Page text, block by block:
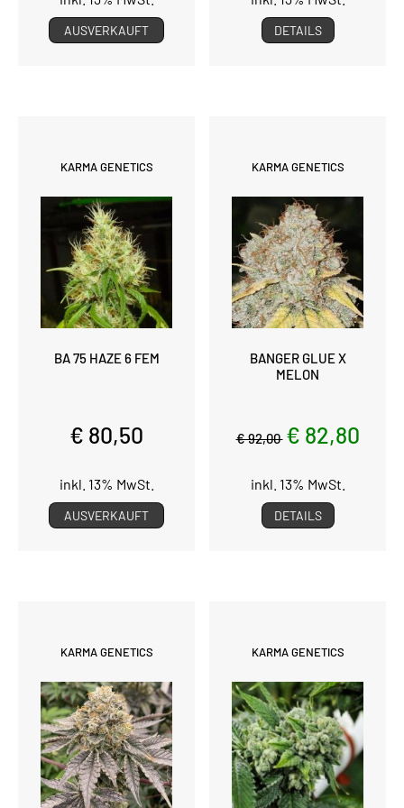
AUSVERKAUFT DETAILS
KARMA GENETICS
BA 75 HAZE 6 FEM
€ 80,50
inkl. 13% MwSt.
AUSVERKAUFT
KARMA GENETICS
BANGER GLUE X
MELON
€ 92,00 € 82,80
inkl. 13% MwSt.
DETAILS
KARMA GENETICS KARMA GENETICS